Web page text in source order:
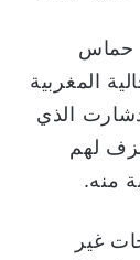
حماس
المغربية
الذي
لهم
منه.
غير